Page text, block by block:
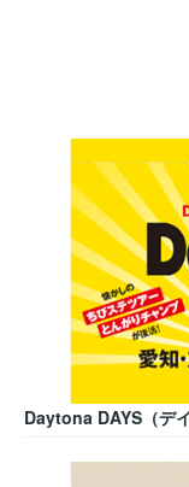
Daytona DAYS（デ